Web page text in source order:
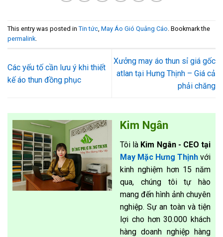
This entry was posted in Tin tức, May Áo Gió Quảng Cáo. Bookmark the
permalink.
Các yếu tố cần lưu ý khi thiết
kế áo thun đồng phục
Xưởng may áo thun sỉ giá gốc
atlan tại Hưng Thịnh – Giá cả
phải chăng
Kim Ngân
Tôi là Kim Ngân - CEO tại
May Mặc Hưng Thịnh với
kinh nghiệm hơn 15 năm
qua, chúng tôi tự hào
mang đến hình ảnh chuyên
nghiệp. Sự an toàn và tiện
lợi cho hơn 30.000 khách
hàng doanh nghiệp hàng